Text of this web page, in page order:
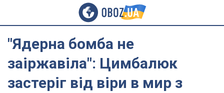
"Ядерна бомба не
заіржавіла": Цимбалюк
застеріг від віри в мир з